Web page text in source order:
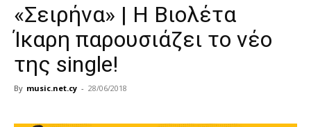
«Σειρήνα» | Η Βιολέτα
Ίκαρη παρουσιάζει το νέο
της single!
By music.net.cy - 28/06/2018